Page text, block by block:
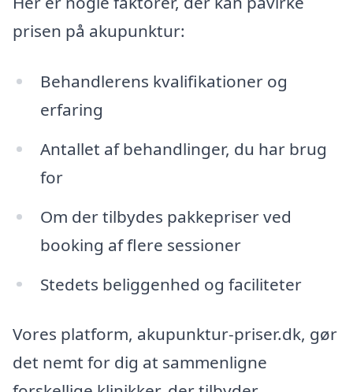
prisen på akupunktur:
Behandlerens kvalifikationer og
erfaring
Antallet af behandlinger, du har brug
for
Om der tilbydes pakkepriser ved
booking af flere sessioner
Stedets beliggenhed og faciliteter
Vores platform, akupunktur-priser.dk, gør
det nemt for dig at sammenligne